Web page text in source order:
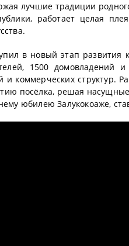
лучшие традиции
работает целая
в новый этап
1500 домовладений
и коммерческих структур.
посёлка, решая
юбилею Залукокоаже,